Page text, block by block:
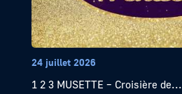
24 juillet 2026
1 2 3 MUSETTE – Croisière de...